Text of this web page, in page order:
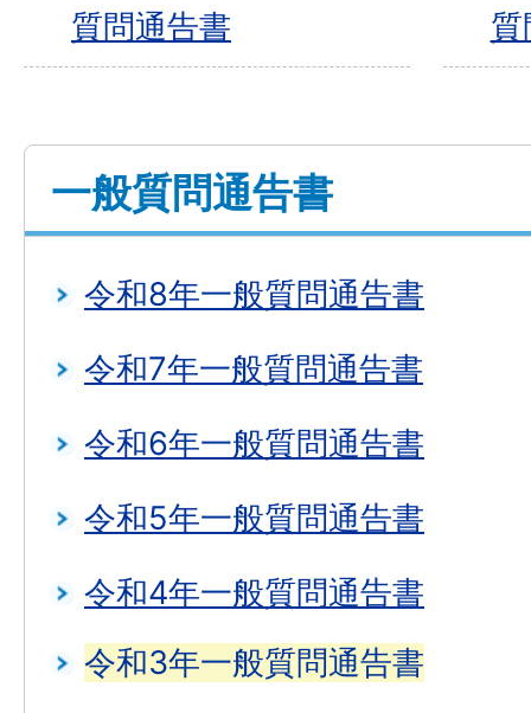
質問通告書
質
一般質問通告書
令和8年一般質問通告書
令和7年一般質問通告書
令和6年一般質問通告書
令和5年一般質問通告書
令和4年一般質問通告書
令和3年一般質問通告書